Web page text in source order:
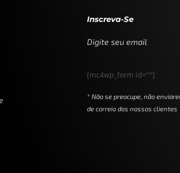
Inscreva-Se
Digite seu email
[mc4wp_form id=""]
* Não se preocupe, não
de correio dos nossos clientes